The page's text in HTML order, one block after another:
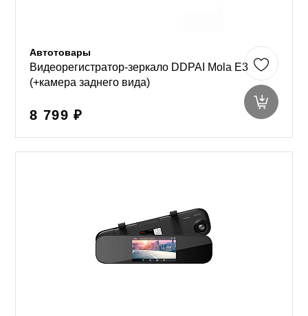
Автотовары
Видеорегистратор-зеркало DDPAI Mola E3
(+камера заднего вида)
8 799 ₽